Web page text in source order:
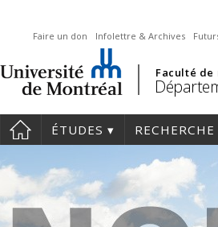
Faire un don Infolettre & Archives
Faculté de
ÉTUDES RECHERCHE